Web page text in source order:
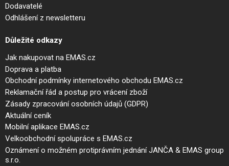
Dodavatelé
Odhlášení z newsletteru
Důležité odkazy
Jak nakupovat na EMAS.cz
Doprava a platba
Obchodní podmínky internetového obchodu EMAS.cz
Reklamační řád a postup pro vrácení zboží
Zásady zpracování osobních údajů (GDPR)
Aktuální ceník
Mobilní aplikace EMAS.cz
Velkoobchodní spolupráce s EMAS.cz
Oznámení o možném protiprávním jednání JANČA & EMAS group
s.r.o.